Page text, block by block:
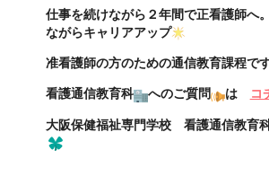
仕事を続けながら２年間で正看護師へ。
ながらキャリアアップ
准看護師の方のための通信教育課程です
看護通信教育科 へのご質問 は コ
大阪保健福祉専門学校 看護通信教育